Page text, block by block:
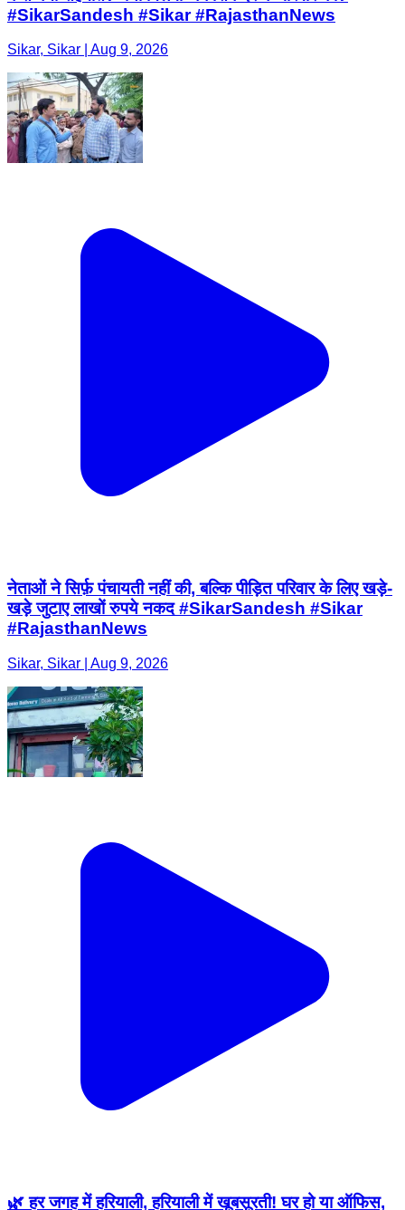
#SikarSandesh #Sikar #RajasthanNews
Sikar, Sikar | Aug 9, 2026
नेताओं ने सिर्फ़ पंचायती नहीं की, बल्कि पीड़ित परिवार के लिए खड़े-
खड़े जुटाए लाखों रुपये नकद #SikarSandesh #Sikar
#RajasthanNews
Sikar, Sikar | Aug 9, 2026
🌿 हर जगह में हरियाली, हरियाली में खूबसूरती! घर हो या ऑफिस,